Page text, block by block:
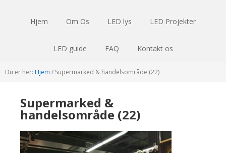
Hjem Om Os LED lys LED Projekter
LED guide FAQ Kontakt os
Du er her: Hjem / Supermarked & handelsområde (22)
Supermarked &
handelsområde (22)